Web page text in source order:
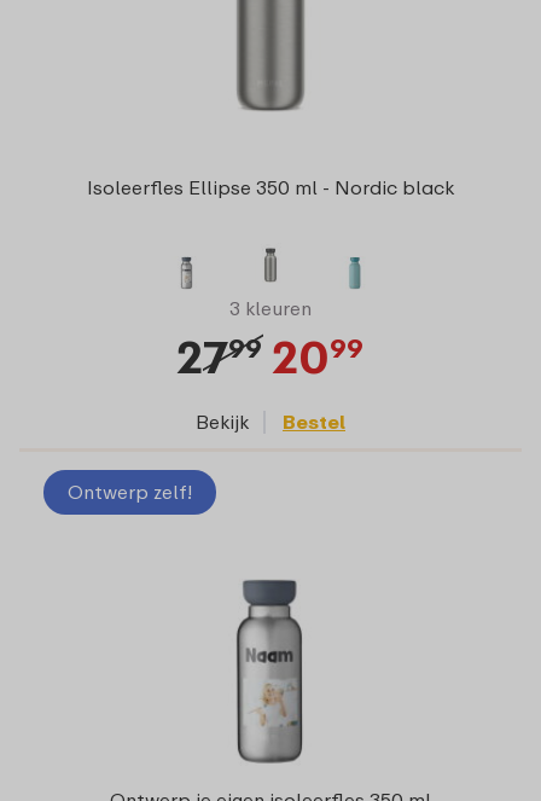
Isoleerfles Ellipse 350 ml - Nordic black
3 kleuren
2799 2099
Bekijk Bestel
Ontwerp zelf!